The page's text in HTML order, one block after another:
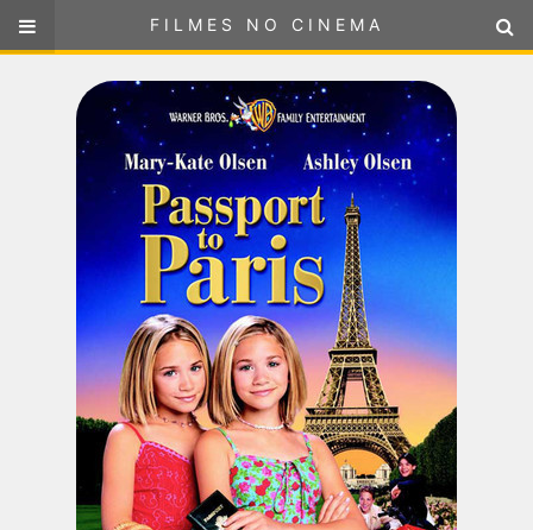
FILMES NO CINEMA
ou selecione sua localização
FILMES NO CINEMA
SELECIONE SUA LOCALIZAÇÃO
FILMES EM CARTAZ
PRÓXIMOS LANÇAMENTOS
GÊNEROS
NOTÍCIAS
PÁGINA INICIAL
FilmesNoCinema.com.bré o maior localizador de filmes e
sessões de cinema no Brasil. Através dele, você pode
encontrar os filmes no cinema mais próximos a você ou a